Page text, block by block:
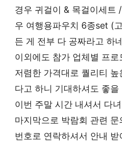
경우 귀걸이 & 목걸이세트
우 여행용파우치 6종set (
든 게 전부 다 공짜라고 하
이외에도 참가 업체별 프로
저렴한 가격대로 퀄리티
다고 하니 기대하셔도 좋을
이번 주말 시간 내셔서 다
마지막으로 박람회 관련
번호로 연락하셔서 안내